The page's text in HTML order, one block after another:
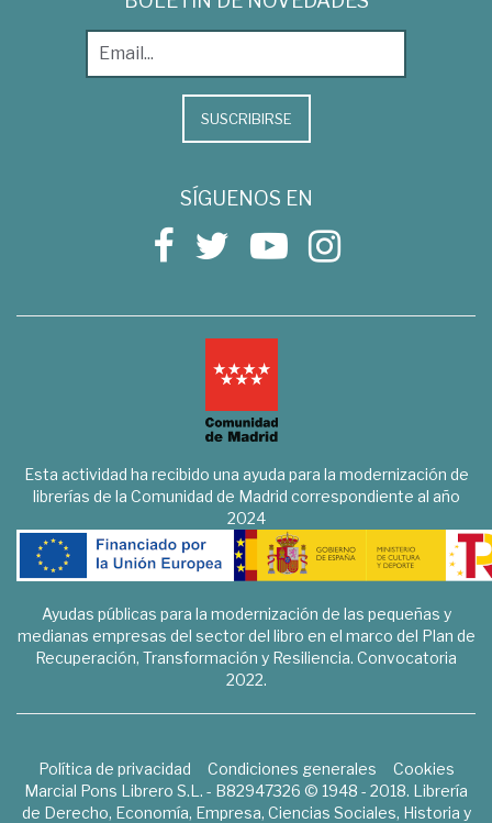
SUSCRIBIRSE
SÍGUENOS EN
Esta actividad ha recibido una ayuda para la modernización de
librerías de la Comunidad de Madrid correspondiente al año
2024
Ayudas públicas para la modernización de las pequeñas y
medianas empresas del sector del libro en el marco del Plan de
Recuperación, Transformación y Resiliencia. Convocatoria
2022.
Política de privacidad Condiciones generales
Cookies
Marcial Pons Librero S.L. - B82947326 © 1948 - 2018. Librería
de Derecho, Economía, Empresa, Ciencias Sociales, Historia y